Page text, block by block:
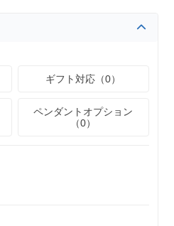
ギフト対応（0）
ペンダントオプション
（0）